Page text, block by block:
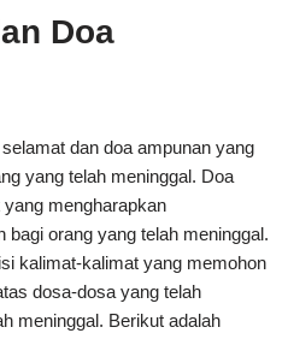
Doa
dan doa ampunan yang
yang telah meninggal. Doa
mengharapkan
bagi orang yang telah meninggal.
kalimat-kalimat yang memohon
dosa-dosa yang telah
meninggal. Berikut adalah